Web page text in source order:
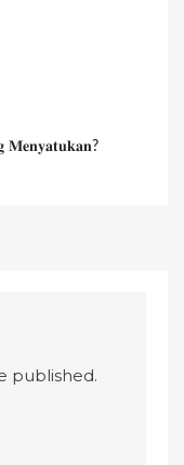
𝐌𝐞𝐧𝐲𝐚𝐭𝐮𝐤𝐚𝐧?
published.